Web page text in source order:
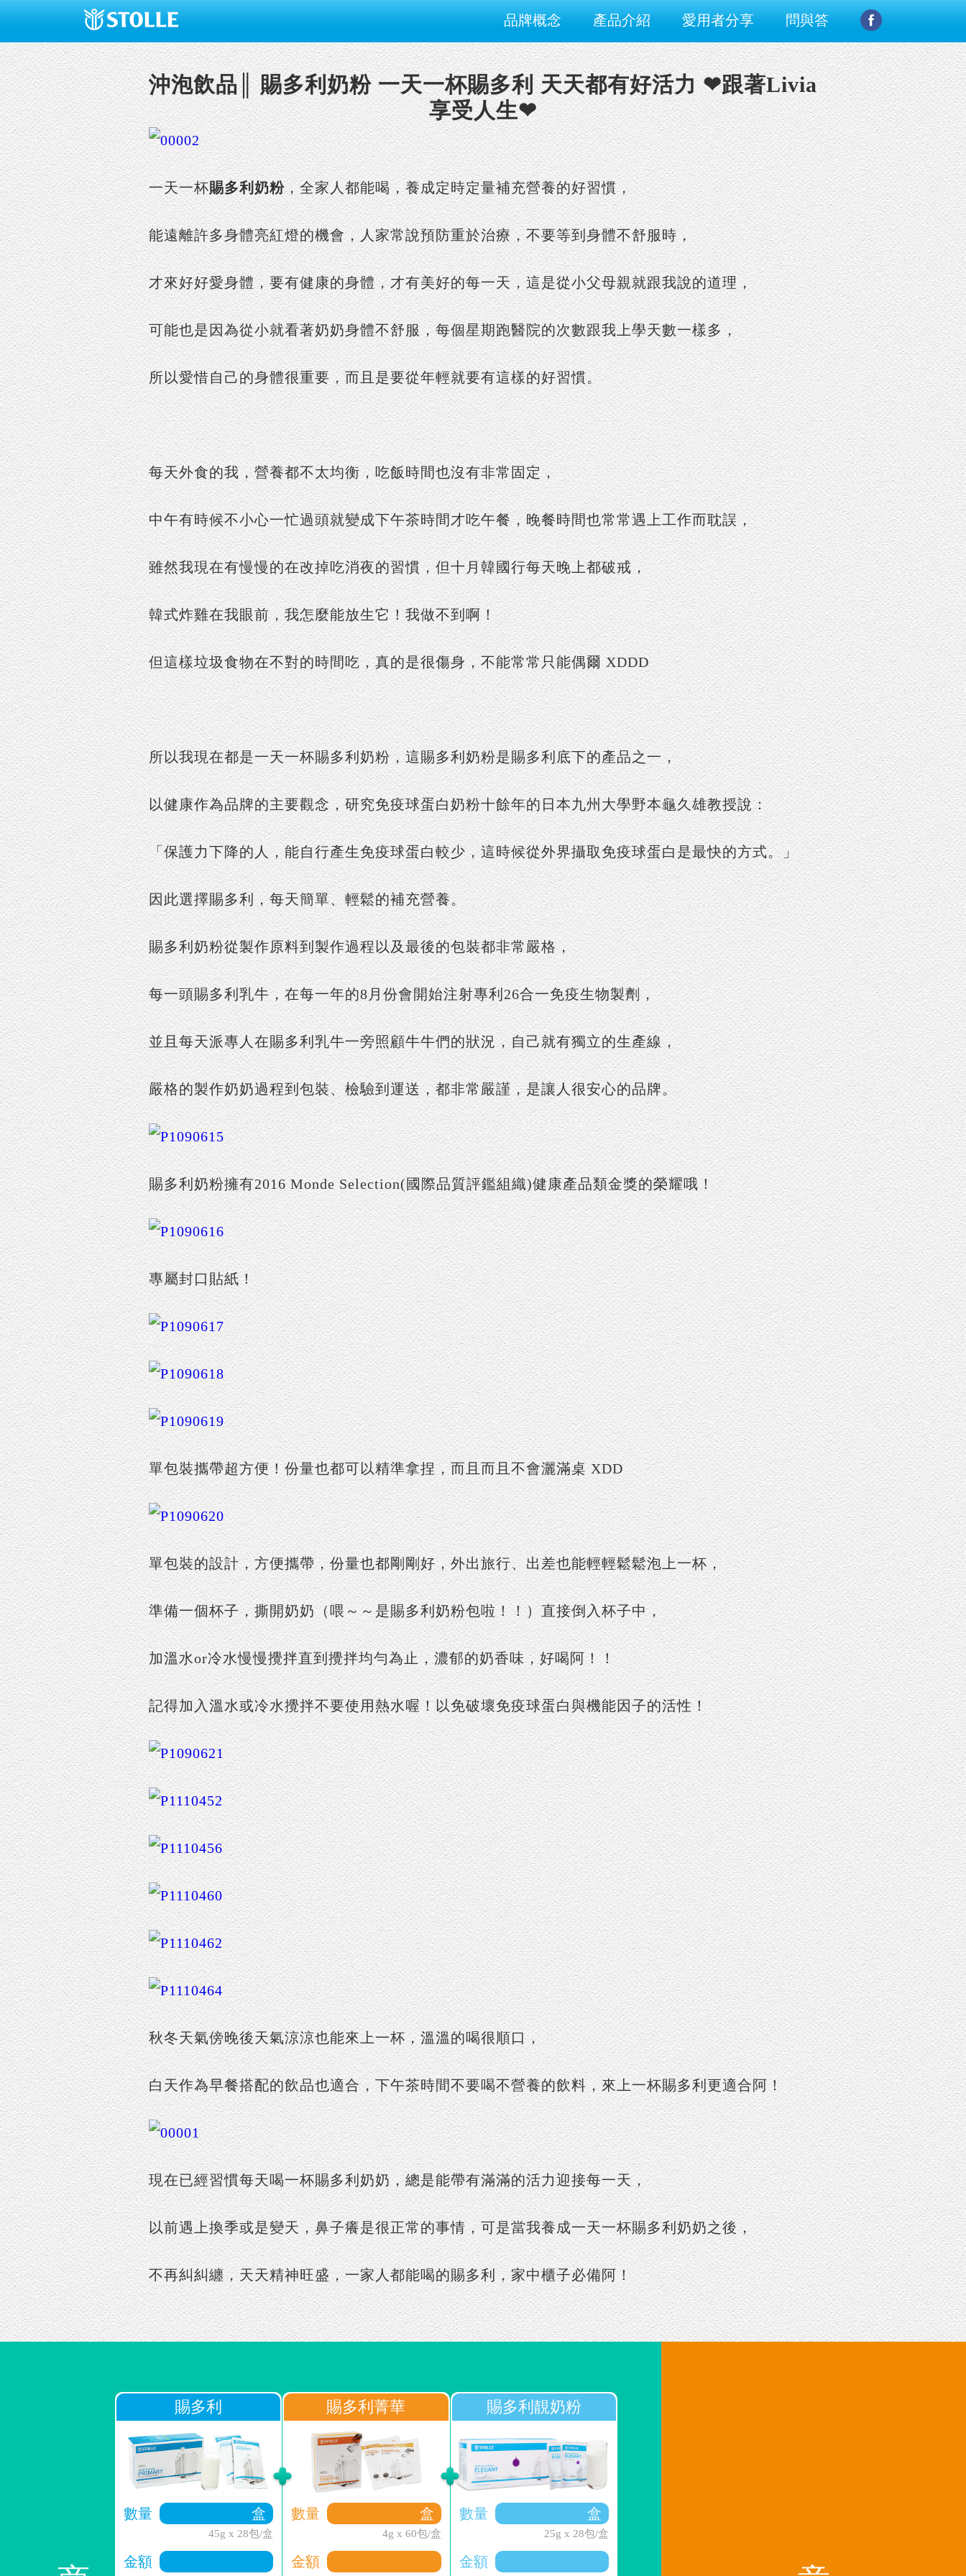
品牌概念 產品介紹 愛用者分享 問與答
沖泡飲品║ 賜多利奶粉 一天一杯賜多利 天天都有好活力 ❤跟著Livia
享受人生❤
一天一杯賜多利奶粉，全家人都能喝，養成定時定量補充營養的好習慣，
能遠離許多身體亮紅燈的機會，人家常說預防重於治療，不要等到身體不舒服時，
才來好好愛身體，要有健康的身體，才有美好的每一天，這是從小父母親就跟我說的道理，
可能也是因為從小就看著奶奶身體不舒服，每個星期跑醫院的次數跟我上學天數一樣多，
所以愛惜自己的身體很重要，而且是要從年輕就要有這樣的好習慣。
每天外食的我，營養都不太均衡，吃飯時間也沒有非常固定，
中午有時候不小心一忙過頭就變成下午茶時間才吃午餐，晚餐時間也常常遇上工作而耽誤，
雖然我現在有慢慢的在改掉吃消夜的習慣，但十月韓國行每天晚上都破戒，
韓式炸雞在我眼前，我怎麼能放生它！我做不到啊！
但這樣垃圾食物在不對的時間吃，真的是很傷身，不能常常只能偶爾 XDDD
所以我現在都是一天一杯賜多利奶粉，這賜多利奶粉是賜多利底下的產品之一，
以健康作為品牌的主要觀念，研究免疫球蛋白奶粉十餘年的日本九州大學野本龜久雄教授說：
「保護力下降的人，能自行產生免疫球蛋白較少，這時候從外界攝取免疫球蛋白是最快的方式。」
因此選擇賜多利，每天簡單、輕鬆的補充營養。
賜多利奶粉從製作原料到製作過程以及最後的包裝都非常嚴格，
每一頭賜多利乳牛，在每一年的8月份會開始注射專利26合一免疫生物製劑，
並且每天派專人在賜多利乳牛一旁照顧牛牛們的狀況，自己就有獨立的生產線，
嚴格的製作奶奶過程到包裝、檢驗到運送，都非常嚴謹，是讓人很安心的品牌。
賜多利奶粉擁有2016 Monde Selection(國際品質評鑑組織)健康產品類金獎的榮耀哦！
專屬封口貼紙！
單包裝攜帶超方便！份量也都可以精準拿捏，而且而且不會灑滿桌 XDD
單包裝的設計，方便攜帶，份量也都剛剛好，外出旅行、出差也能輕輕鬆鬆泡上一杯，
準備一個杯子，撕開奶奶（喂～～是賜多利奶粉包啦！！）直接倒入杯子中，
加溫水or冷水慢慢攪拌直到攪拌均勻為止，濃郁的奶香味，好喝阿！！
記得加入溫水或冷水攪拌不要使用熱水喔！以免破壞免疫球蛋白與機能因子的活性！
秋冬天氣傍晚後天氣涼涼也能來上一杯，溫溫的喝很順口，
白天作為早餐搭配的飲品也適合，下午茶時間不要喝不營養的飲料，來上一杯賜多利更適合阿！
現在已經習慣每天喝一杯賜多利奶奶，總是能帶有滿滿的活力迎接每一天，
以前遇上換季或是變天，鼻子癢是很正常的事情，可是當我養成一天一杯賜多利奶奶之後，
不再糾糾纏，天天精神旺盛，一家人都能喝的賜多利，家中櫃子必備阿！
賜多利
數量
45g x 28包/盒
金額
賜多利菁華
數量
4g x 60包/盒
金額
賜多利靚奶粉
數量
25g x 28包/盒
金額